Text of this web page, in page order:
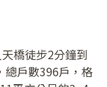
橋徒步2分鐘到
總戶數396戶，格